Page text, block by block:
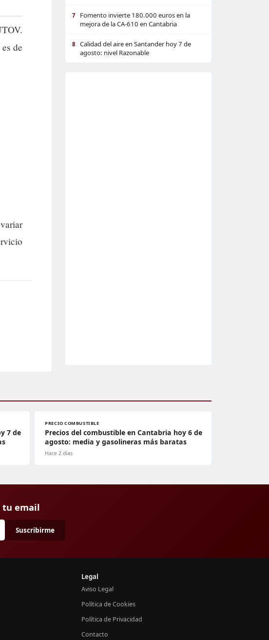
de
7
Fomento invierte 180.000 euros en la
mejora de la CA-610 en Cantabria
8
Calidad del aire en Santander hoy 7 de
agosto: nivel Razonable
7 de
PRECIO COMBUSTIBLE
Precios del combustible en Cantabria hoy 6 de
agosto: media y gasolineras más baratas
Hace 2 días
tu email
Suscribirme
Legal
Aviso Legal
Política de Cookies
Política de Privacidad
Contacto